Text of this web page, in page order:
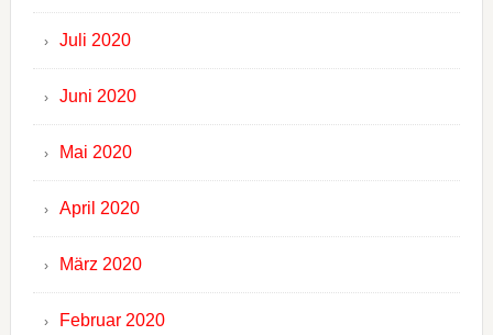
Juli 2020
Juni 2020
Mai 2020
April 2020
März 2020
Februar 2020